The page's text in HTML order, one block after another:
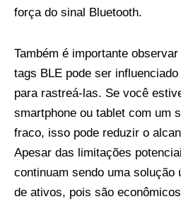
força do sinal Bluetooth.
Também é importante
tags BLE pode ser
para rastreá-las. Se você
smartphone ou tablet com um
fraco, isso pode reduzir o
Apesar das limitações
continuam sendo uma solução
de ativos, pois são